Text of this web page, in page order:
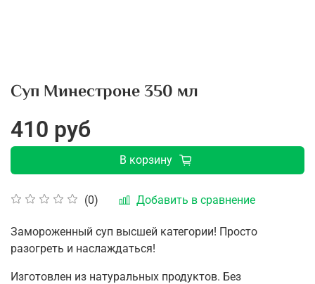
Суп Минестроне 350 мл
(0) Добавить в сравнение
410 руб
В корзину
Замороженный суп высшей категории! Просто
разогреть и наслаждаться!
Изготовлен из натуральных продуктов. Без